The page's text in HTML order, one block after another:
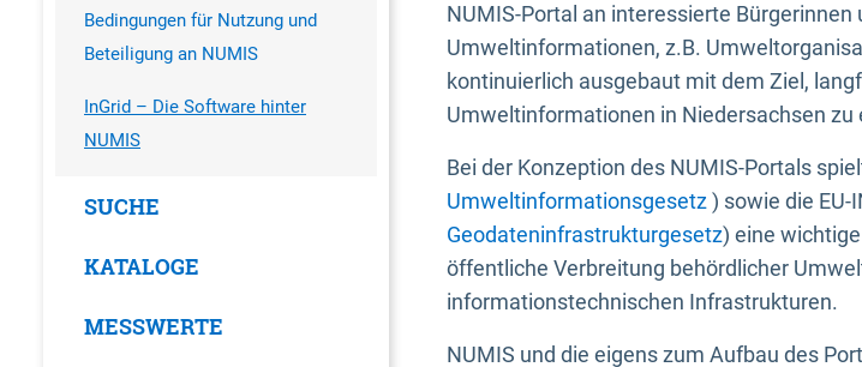
Bedingungen für Nutzung und
Beteiligung an NUMIS
InGrid – Die Software hinter
NUMIS
SUCHE
KATALOGE
MESSWERTE
NUMIS-Portal an interessierte
Umweltinformationen, z.B.
kontinuierlich ausgebaut mit dem Ziel,
Umweltinformationen in Niedersachsen zu
Bei der Konzeption des NUMIS-Portals
Umweltinformationsgesetz) sowie die EU-
Geodateninfrastrukturgesetz) eine
öffentliche Verbreitung behördlicher
informationstechnischen Infrastrukturen.
NUMIS und die eigens zum Aufbau des